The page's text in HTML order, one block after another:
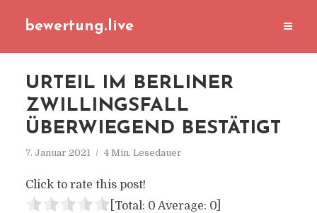
bewertung.live
URTEIL IM BERLINER
ZWILLINGSFALL
ÜBERWIEGEND BESTÄTIGT
7. Januar 2021 4 Min. Lesedauer
Click to rate this post!
[Total: 0 Average: 0]